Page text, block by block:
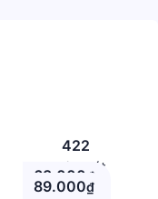
422
Nhận xét
63.000 ₫
89.000₫